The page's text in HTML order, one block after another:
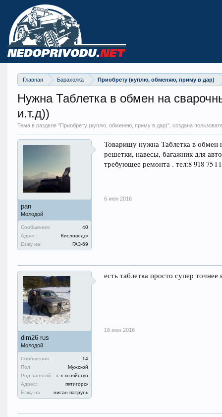
Главная Барахолка Приобрету (куплю, обменяю, приму в дар)
Нужна Таблетка в обмен на
и.т.д))
Тема в разделе "Приобрету (куплю, обменяю, приму в дар)", создана
pan
Молодой
Сообщения:
40
Адрес:
Кисловодск
Езжу на:
ГАЗ-69
Товарищу нужна Таблетка в
решетки, навесы, багажник для
требующее ремонта . тел:8 918 75 l
6 июн 2016
dim26 rus
Молодой
Сообщения:
14
Пол:
Мужской
Род занятий:
с-х хозяйство
Адрес:
пятигорск
Езжу на:
нисан патруль
есть таблетка просто супер
16 июн 2016